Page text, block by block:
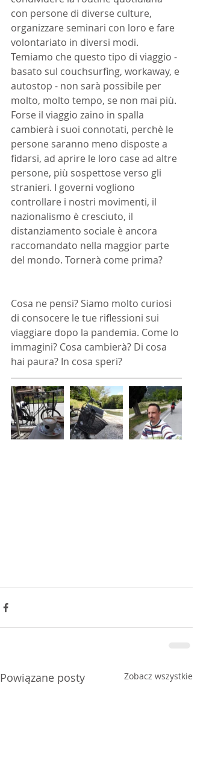
con persone di diverse culture,
organizzare seminari con loro e fare
volontariato in diversi modi.
Temiamo che questo tipo di viaggio -
basato sul couchsurfing, workaway, e
autostop - non sarà possibile per
molto, molto tempo, se non mai più.
Forse il viaggio zaino in spalla
cambierà i suoi connotati, perchè le
persone saranno meno disposte a
fidarsi, ad aprire le loro case ad altre
persone, più sospettose verso gli
stranieri. I governi vogliono
controllare i nostri movimenti, il
nazionalismo è cresciuto, il
distanziamento sociale è ancora
raccomandato nella maggior parte
del mondo. Tornerà come prima?
Cosa ne pensi? Siamo molto curiosi
di consocere le tue riflessioni sui
viaggiare dopo la pandemia. Come lo
immagini? Cosa cambierà? Di cosa
hai paura? In cosa speri?
Powiązane posty Zobacz wszystkie